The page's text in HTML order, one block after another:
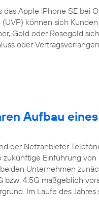
das Apple iPhone SE bei O
können sich
Gold oder Rosegold
oder
Aufbau eines
der Netzanbieter
Einführung von
Unternehmen
4.5G maßgeblich
Im Laufe des